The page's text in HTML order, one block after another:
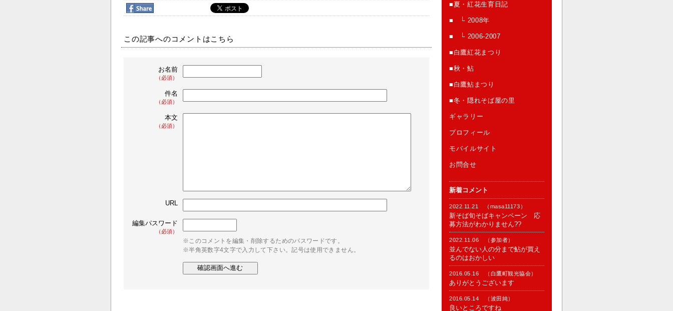
この記事へのコメントはこちら
お名前
（必須）
件名
（必須）
本文
（必須）
URL
編集パスワード
（必須）
※このコメントを編集・削除するためのパスワードです。
※半角英数字4文字で入力して下さい。記号は使用できません。
■夏・紅花生育日記
■ └ 2008年
■ └ 2006-2007
■白鷹紅花まつり
■秋・鮎
■白鷹鮎まつり
■冬・隠れそば屋の里
ギャラリー
プロフィール
モバイルサイト
お問合せ
新着コメント
2022.11.21 （masa11173）
新そば旬そばキャンペーン 応
募方法がわかりません??
2022.11.06 （参加者）
並んでない人の分まで鮎が買え
るのはおかしい
2016.05.16 （白鷹町観光協会）
ありがとうございます
2016.05.14 （波田純）
良いところですね